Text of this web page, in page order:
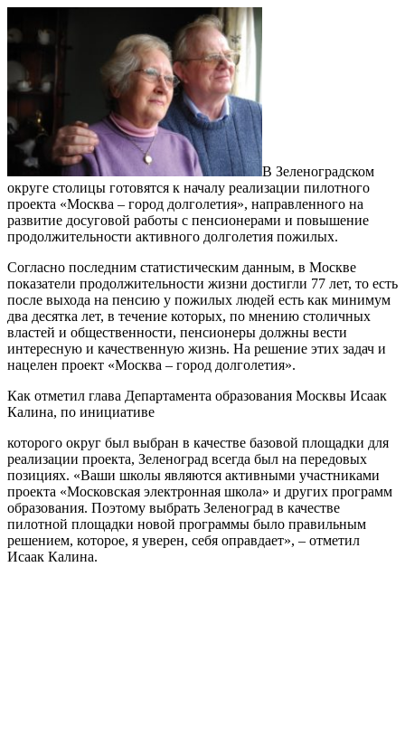
В Зеленоградском
округе столицы готовятся к началу реализации пилотного
проекта «Москва – город долголетия», направленного на
развитие досуговой работы с пенсионерами и повышение
продолжительности активного долголетия пожилых.
Согласно последним статистическим данным, в Москве
показатели продолжительности жизни достигли 77 лет, то есть
после выхода на пенсию у пожилых людей есть как минимум
два десятка лет, в течение которых, по мнению столичных
властей и общественности, пенсионеры должны вести
интересную и качественную жизнь. На решение этих задач и
нацелен проект «Москва – город долголетия».
Как отметил глава Департамента образования Москвы Исаак
Калина, по инициативе
которого округ был выбран в качестве базовой площадки для
реализации проекта, Зеленоград всегда был на передовых
позициях. «Ваши школы являются активными участниками
проекта «Московская электронная школа» и других программ
образования. Поэтому выбрать Зеленоград в качестве
пилотной площадки новой программы было правильным
решением, которое, я уверен, себя оправдает», – отметил
Исаак Калина.